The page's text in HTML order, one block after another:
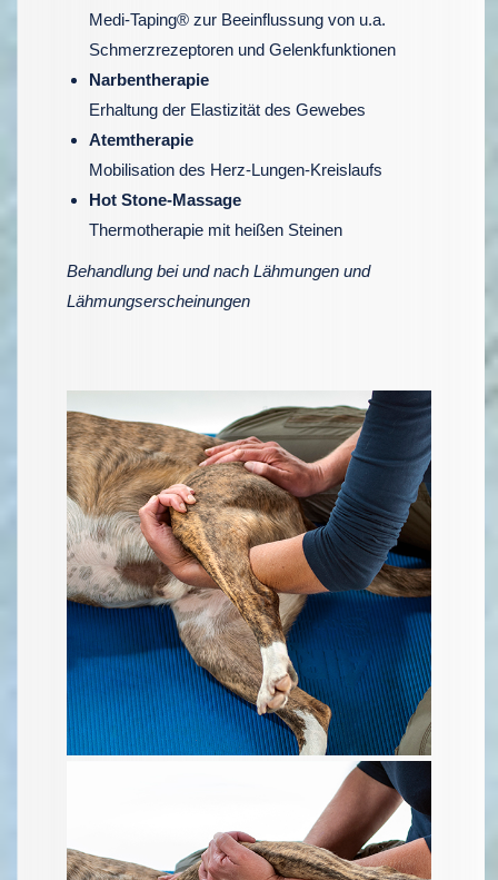
Medi-Taping® zur Beeinflussung von u.a.
Schmerzrezeptoren und Gelenkfunktionen
Narbentherapie
Erhaltung der Elastizität des Gewebes
Atemtherapie
Mobilisation des Herz-Lungen-Kreislaufs
Hot Stone-Massage
Thermotherapie mit heißen Steinen
Behandlung bei und nach Lähmungen und
Lähmungserscheinungen